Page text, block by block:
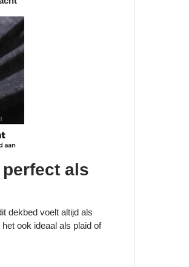
als
dekbed voelt altijd als
ook ideaal als plaid of